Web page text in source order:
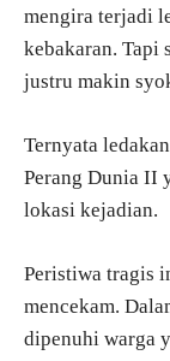
mengira terjadi
kebakaran. Tapi
justru makin
Ternyata
Perang Dunia II
lokasi kejadian.
Peristiwa tragis
mencekam.
dipenuhi warga